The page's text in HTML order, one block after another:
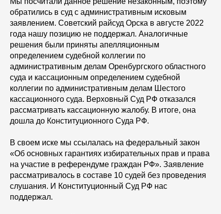
обратились в суд с административным исковым
заявлением. Советский райсуд Орска в августе 2022
года нашу позицию не поддержал. Аналогичные
решения были приняты апелляционным
определением судебной коллегии по
административным делам Оренбургского областного
суда и кассационным определением судебной
коллегии по административным делам Шестого
кассационного суда. Верховный Суд РФ отказался
рассматривать кассационную жалобу. В итоге, она
дошла до Конституционного Суда РФ.
В своем иске мы ссылалась на федеральный закон
«Об основных гарантиях избирательных прав и права
на участие в референдуме граждан РФ». Заявление
рассматривалось в составе 10 судей без проведения
слушания. И Конституционный Суд РФ нас
поддержал.